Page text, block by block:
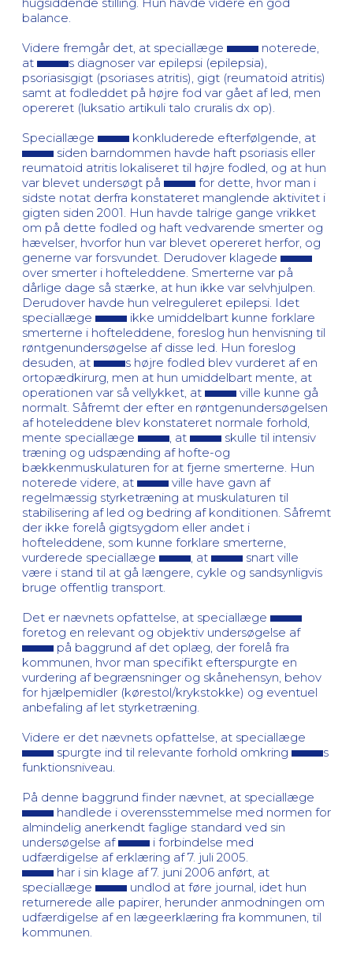
balance.
Videre fremgår det, at speciallæge
noterede,
at
s diagnoser var epilepsi (epilepsia),
psoriasisgigt (psoriases atritis), gigt (reumatoid atritis)
samt at fodleddet på højre fod var gået af led, men
opereret (luksatio artikuli talo cruralis dx op).
Speciallæge
konkluderede efterfølgende, at
siden barndommen havde haft psoriasis eller
reumatoid atritis lokaliseret til højre fodled, og at hun
var blevet undersøgt på
for dette, hvor man i
sidste notat derfra konstateret manglende aktivitet i
gigten siden 2001. Hun havde talrige gange vrikket
om på dette fodled og haft vedvarende smerter og
hævelser, hvorfor hun var blevet opereret herfor, og
generne var forsvundet. Derudover klagede
over smerter i hofteleddene. Smerterne var på
dårlige dage så stærke, at hun ikke var selvhjulpen.
Derudover havde hun velreguleret epilepsi. Idet
speciallæge
ikke umiddelbart kunne forklare
smerterne i hofteleddene, foreslog hun henvisning til
røntgenundersøgelse af disse led. Hun foreslog
desuden, at
s højre fodled blev vurderet af en
ortopædkirurg, men at hun umiddelbart mente, at
operationen var så vellykket, at
ville kunne gå
normalt. Såfremt der efter en røntgenundersøgelsen
af hoteleddene blev konstateret normale forhold,
mente speciallæge
, at
skulle til intensiv
træning og udspænding af hofte-og
bækkenmuskulaturen for at fjerne smerterne. Hun
noterede videre, at
ville have gavn af
regelmæssig styrketræning at muskulaturen til
stabilisering af led og bedring af konditionen. Såfremt
der ikke forelå gigtsygdom eller andet i
hofteleddene, som kunne forklare smerterne,
vurderede speciallæge
, at
snart ville
være i stand til at gå længere, cykle og sandsynligvis
bruge offentlig transport.
Det er nævnets opfattelse, at speciallæge
foretog en relevant og objektiv undersøgelse af
på baggrund af det oplæg, der forelå fra
kommunen, hvor man specifikt efterspurgte en
vurdering af begrænsninger og skånehensyn, behov
for hjælpemidler (kørestol/krykstokke) og eventuel
anbefaling af let styrketræning.
Videre er det nævnets opfattelse, at speciallæge
spurgte ind til relevante forhold omkring
s
funktionsniveau.
På denne baggrund finder nævnet, at speciallæge
handlede i overensstemmelse med normen for
almindelig anerkendt faglige standard ved sin
undersøgelse af
i forbindelse med
udfærdigelse af erklæring af 7. juli 2005.
har i sin klage af 7. juni 2006 anført, at
speciallæge
undlod at føre journal, idet hun
returnerede alle papirer, herunder anmodningen om
udfærdigelse af en lægeerklæring fra kommunen, til
kommunen.